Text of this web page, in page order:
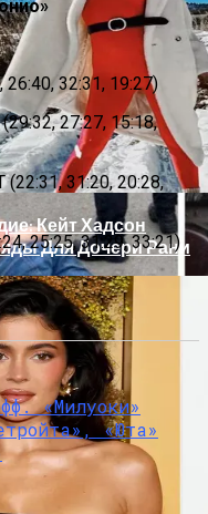
В Киевской
Попал В
В
Кейт Хадсон
Для Дочери Рани
32:31, 19:27)
27:27, 15:18,
31:20, 20:28,
25:25, 31:29, 33:21)